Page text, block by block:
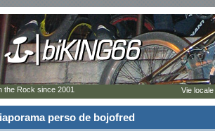
perso de bojofred
the Rock since 2001 Vie